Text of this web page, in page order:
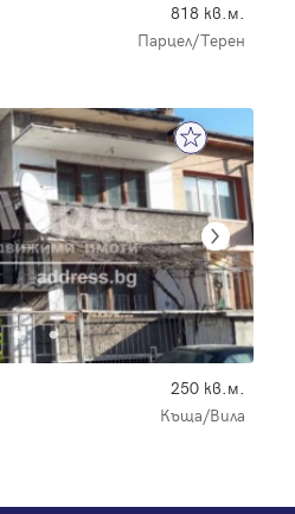
818 кв.м.
Парцел/Терен
250 кв.м.
Къща/Вила